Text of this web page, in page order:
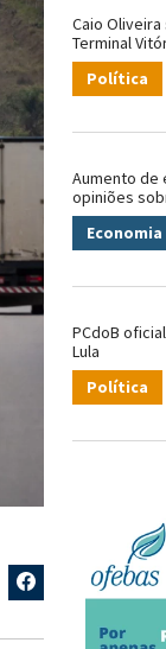
Caio
Terminal
Política
Aumento de
opiniões
Economia
PCdoB
Lula
Política